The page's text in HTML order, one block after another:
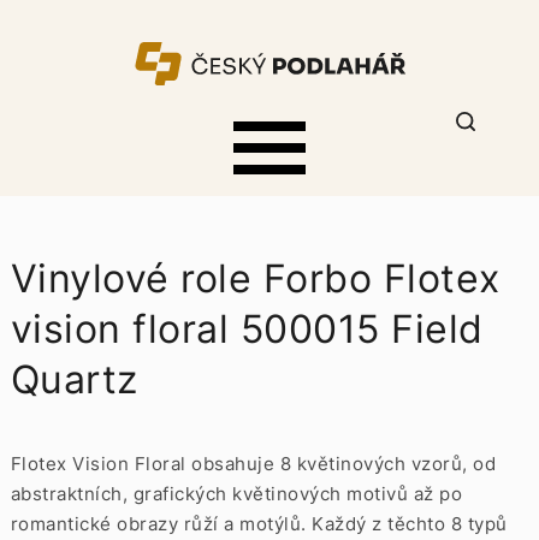
Vinylové role Forbo Flotex
vision floral 500015 Field
Quartz
Flotex Vision Floral obsahuje 8 květinových vzorů, od
abstraktních, grafických květinových motivů až po
romantické obrazy růží a motýlů. Každý z těchto 8 typů